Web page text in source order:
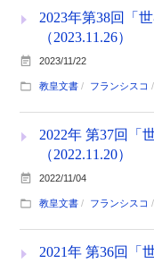
2023年第38回「
（2023.11.26）
2023/11/22
教皇文書 フランシスコ
2022年 第37回「
（2022.11.20）
2022/11/04
教皇文書 フランシスコ
2021年 第36回「